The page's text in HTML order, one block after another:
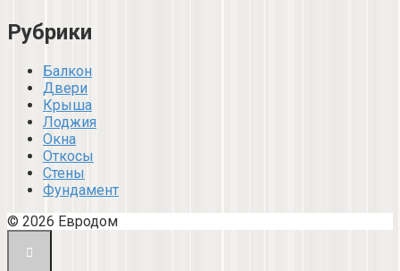
Рубрики
Балкон
Двери
Крыша
Лоджия
Окна
Откосы
Стены
Фундамент
© 2026 Евродом